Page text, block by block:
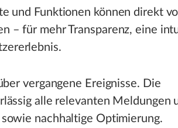
und Funktionen können direkt
– für mehr Transparenz, eine
vergangene Ereignisse. Die
alle relevanten Meldungen
nachhaltige Optimierung.